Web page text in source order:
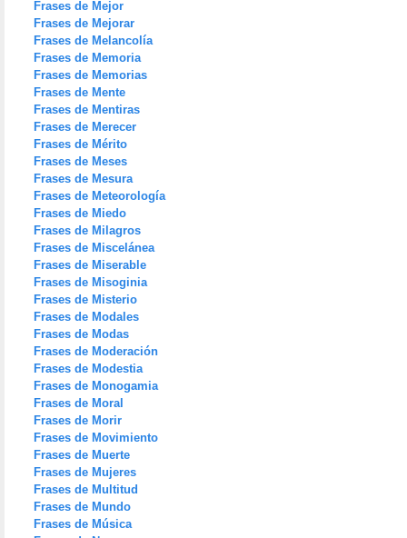
Frases de Mejor
Frases de Mejorar
Frases de Melancolía
Frases de Memoria
Frases de Memorias
Frases de Mente
Frases de Mentiras
Frases de Merecer
Frases de Mérito
Frases de Meses
Frases de Mesura
Frases de Meteorología
Frases de Miedo
Frases de Milagros
Frases de Miscelánea
Frases de Miserable
Frases de Misoginia
Frases de Misterio
Frases de Modales
Frases de Modas
Frases de Moderación
Frases de Modestia
Frases de Monogamia
Frases de Moral
Frases de Morir
Frases de Movimiento
Frases de Muerte
Frases de Mujeres
Frases de Multitud
Frases de Mundo
Frases de Música